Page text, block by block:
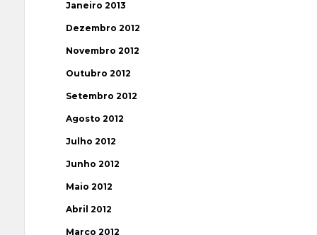
Janeiro 2013
Dezembro 2012
Novembro 2012
Outubro 2012
Setembro 2012
Agosto 2012
Julho 2012
Junho 2012
Maio 2012
Abril 2012
Março 2012